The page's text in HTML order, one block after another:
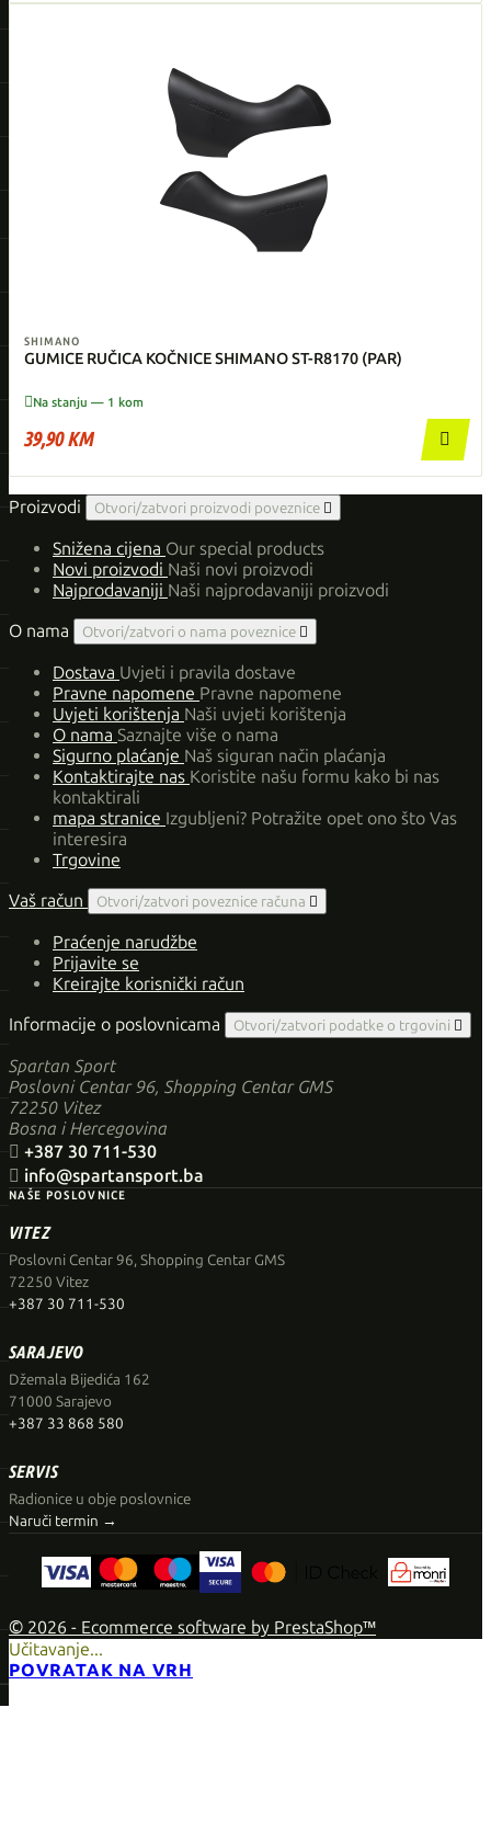
SHIMANO
GUMICE RUČICA KOČNICE SHIMANO ST-R8170 (PAR)
Na stanju — 1 kom
39,90 KM 
Proizvodi Otvori/zatvori proizvodi poveznice 
Snižena cijena Our special products
Novi proizvodi Naši novi proizvodi
Najprodavaniji Naši najprodavaniji proizvodi
O nama
Otvori/zatvori o nama poveznice 
Dostava Uvjeti i pravila dostave
Pravne napomene Pravne napomene
Uvjeti korištenja Naši uvjeti korištenja
O nama Saznajte više o nama
Sigurno plaćanje Naš siguran način plaćanja
Kontaktirajte nas Koristite našu formu kako bi nas
kontaktirali
mapa stranice Izgubljeni? Potražite opet ono što Vas
interesira
Trgovine
Vaš račun
Otvori/zatvori poveznice računa 
Praćenje narudžbe
Prijavite se
Kreirajte korisnički račun
Informacije o poslovnicama
Otvori/zatvori podatke o trgovini 
Spartan Sport
Poslovni Centar 96, Shopping Centar GMS
72250 Vitez
Bosna i Hercegovina
 +387 30 711-530
 info@spartansport.ba
NAŠE POSLOVNICE
VITEZ
Poslovni Centar 96, Shopping Centar GMS
72250 Vitez
+387 30 711-530
SARAJEVO
Džemala Bijedića 162
71000 Sarajevo
+387 33 868 580
SERVIS
Radionice u obje poslovnice
Naruči termin →
© 2026 - Ecommerce software by PrestaShop™
Učitavanje...
POVRATAK NA VRH